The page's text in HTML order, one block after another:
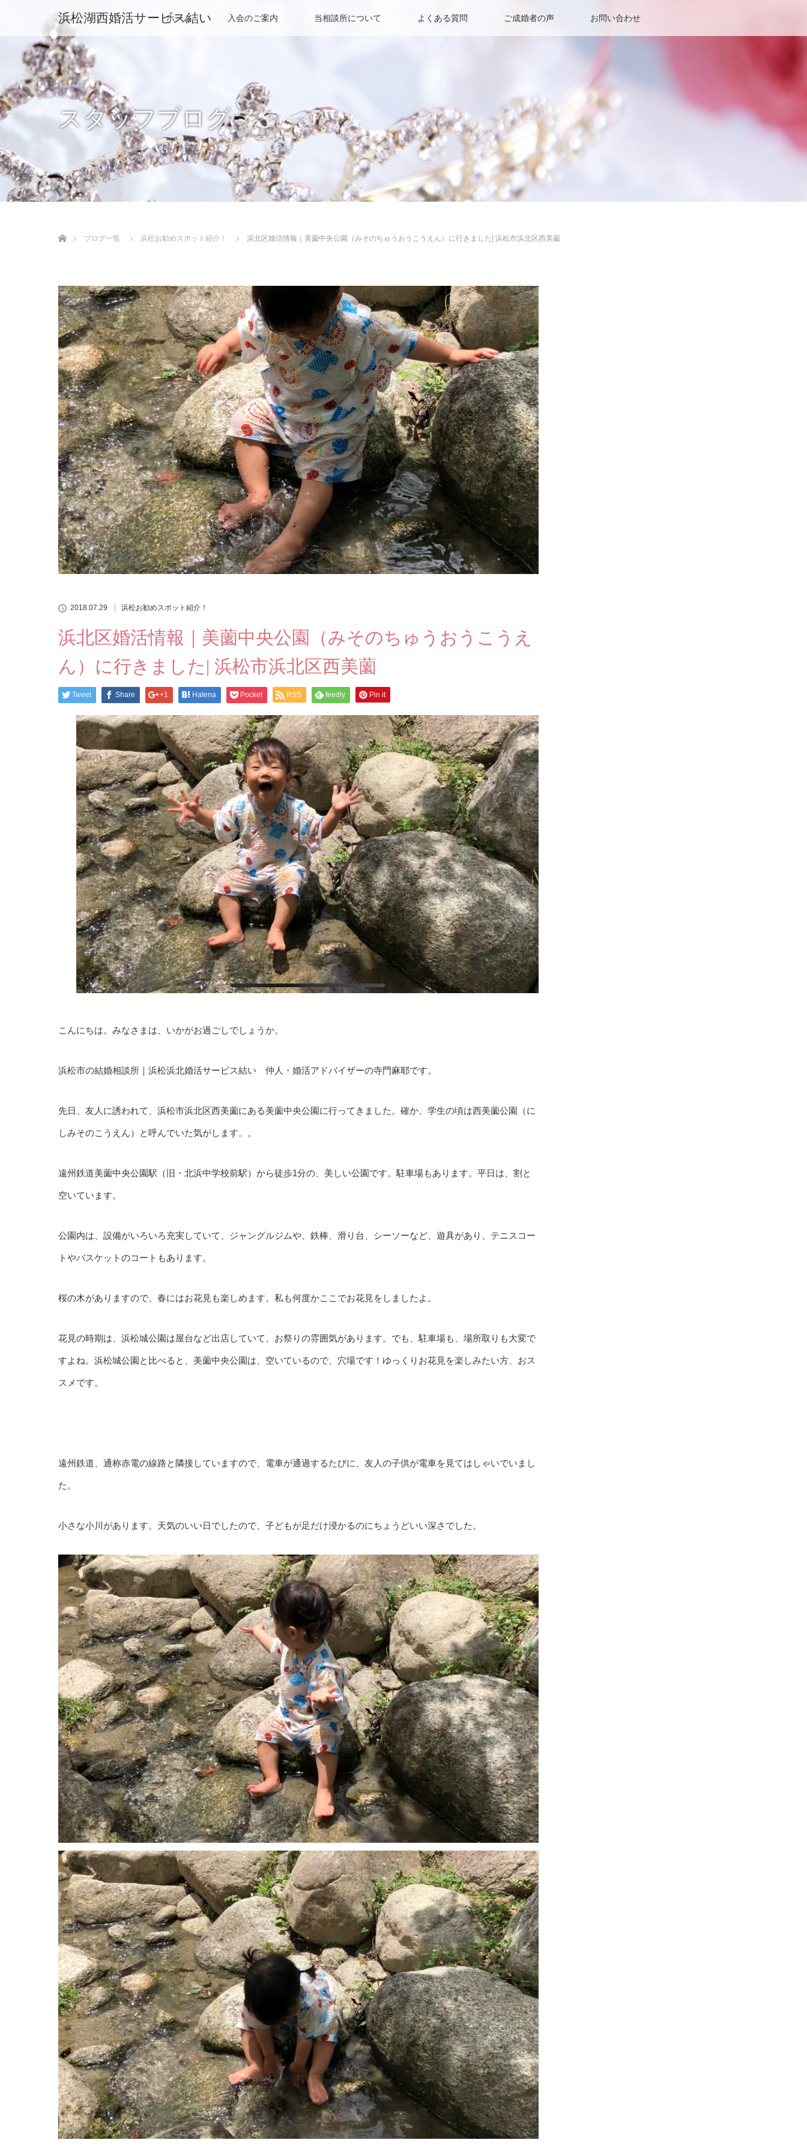
浜松湖西婚活サービス結い
ホーム 入会のご案内 当相談所について よくある質問 ご成婚者の声 お問い合わせ
スタッフブログ
ブログ一覧
浜松お勧めスポット紹介！ 浜北区婚活情報｜美薗中央公園（みそのちゅうおうこうえん）に行きました| 浜松市浜北区西美薗
2018.07.29 浜松お勧めスポット紹介！
浜北区婚活情報｜美薗中央公園（みそのちゅうおうこうえ
ん）に行きました| 浜松市浜北区西美薗
Tweet Share +1 Hatena Pocket RSS feedly Pin it
こんにちは。みなさまは、いかがお過ごしでしょうか。
浜松市の結婚相談所｜浜松浜北婚活サービス結い 仲人・婚活アドバイザーの寺門麻耶です。
先日、友人に誘われて、浜松市浜北区西美薗にある美薗中央公園に行ってきました。確か、学生の頃は西美薗公園（に
しみそのこうえん）と呼んでいた気がします。。
遠州鉄道美薗中央公園駅（旧・北浜中学校前駅）から徒歩1分の、美しい公園です。駐車場もあります。平日は、割と
空いています。
公園内は、設備がいろいろ充実していて、ジャングルジムや、鉄棒、滑り台、シーソーなど、遊具があり、テニスコー
トやバスケットのコートもあります。
桜の木がありますので、春にはお花見も楽しめます。私も何度かここでお花見をしましたよ。
花見の時期は、浜松城公園は屋台など出店していて、お祭りの雰囲気があります。でも、駐車場も、場所取りも大変で
すよね。浜松城公園と比べると、美薗中央公園は、空いているので、穴場です！ゆっくりお花見を楽しみたい方、おス
スメです。
遠州鉄道、通称赤電の線路と隣接していますので、電車が通過するたびに、友人の子供が電車を見てはしゃいでいまし
た。
小さな小川があります。天気のいい日でしたので、子どもが足だけ浸かるのにちょうどいい深さでした。